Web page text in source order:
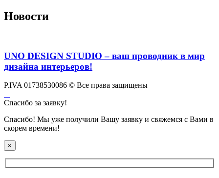
Новости
UNO DESIGN STUDIO – ваш проводник в мир
дизайна интерьеров!
P.IVA 01738530086 © Все права защищены
Спасибо за заявку!
Спасибо! Мы уже получили Вашу заявку и свяжемся с Вами в
скорем времени!
×